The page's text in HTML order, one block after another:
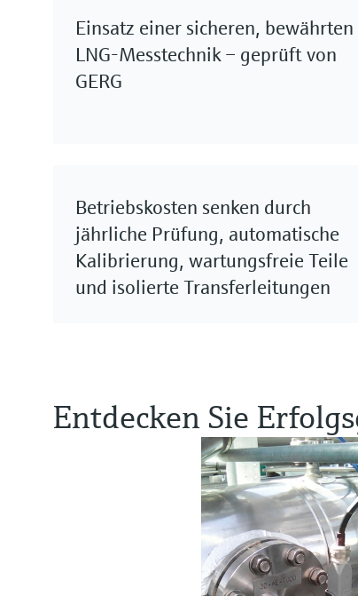
Einsatz einer sicheren, bewährten
LNG-Messtechnik – geprüft von
GERG
Betriebskosten senken durch
jährliche Prüfung, automatische
Kalibrierung, wartungsfreie Teile
und isolierte Transferleitungen
Entdecken Sie